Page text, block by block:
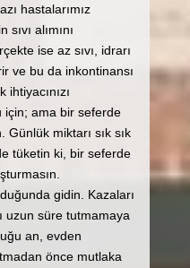
hastalarımız
alımını
ise az sıvı, idrarı
ve bu da inkontinansı
ihtiyacınızı
için; ama bir seferde
miktarı sık sık
tüketin ki, bir seferde
gidin. Kazaları
uzun süre tutmamaya
an, evden
önce mutlaka